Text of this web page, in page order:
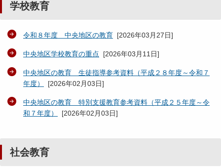
学校教育
令和８年度 中央地区の教育 [2026年03月27日]
中央地区学校教育の重点 [2026年03月11日]
中央地区の教育 生徒指導参考資料（平成２８年度～令和７
年度）
[2026年02月03日]
中央地区の教育 特別支援教育参考資料（平成２５年度～令
和７年度）
[2026年02月03日]
社会教育